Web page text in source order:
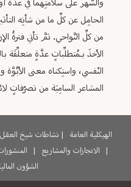
والسَّهر على سلامتِهما في عدَّة
الحامِل عن كلِّ ما من شأنِه
من كلِّ النَّواحي. ثمَّ تأتي فترةُ
الأخذَ بـمُتطلِّباتٍ عدَّةٍ متعلِّقَة
النّفسي، واستِكناه معنى
المشاعر السامِيَة من تصرّفاتٍ
الهيكلية العامة | نشاطات شيخ العقل
|
الانجازات والمشاريع |
الشؤون